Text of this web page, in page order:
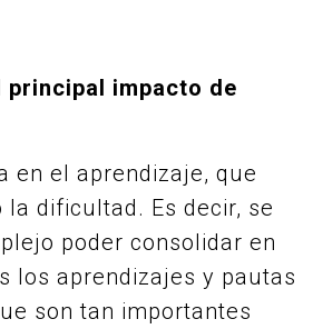
principal impacto de
en el aprendizaje, que
la dificultad. Es decir, se
poder consolidar en
los aprendizajes y pautas
son tan importantes